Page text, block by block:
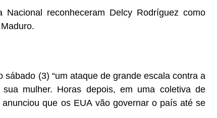
reconheceram Delcy Rodríguez como
(3) “um ataque de grande escala contra a
mulher. Horas depois, em uma coletiva de
que os EUA vão governar o país até se